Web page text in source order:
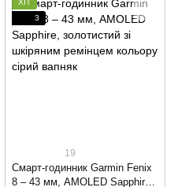
ХІТ
3
19
Смарт-годинник Garmin Fenix
8 – 43 мм, AMOLED Sapphire,